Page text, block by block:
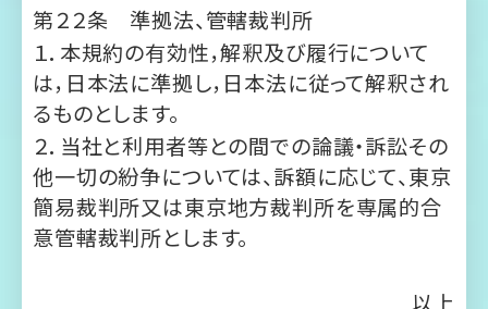
るものとします。
２．当社と利用者等との間での論議・訴訟その
他一切の紛争については、訴額に応じて、東京
簡易裁判所又は東京地方裁判所を専属的合
意管轄裁判所とします。
以上